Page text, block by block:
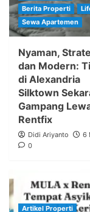
Berita Properti
Sewa Apartemen
Nyaman,
dan Modern:
di Alexandria
Silktown
Gampang
Rentfix
Didi Ariyanto
6
0
Artikel Properti